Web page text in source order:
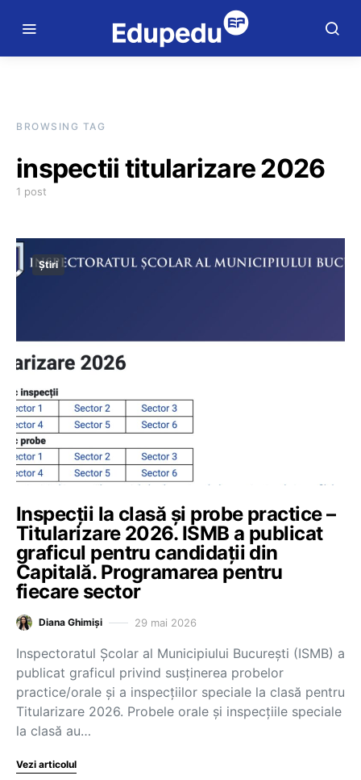
BROWSING TAG
inspectii titularizare 2026
1 post
Știri
Inspecții la clasă și probe practice –
Titularizare 2026. ISMB a publicat
graficul pentru candidații din
Capitală. Programarea pentru
fiecare sector
Diana Ghimiși 29 mai 2026
Inspectoratul Școlar al Municipiului București (ISMB) a
publicat graficul privind susținerea probelor
practice/orale și a inspecțiilor speciale la clasă pentru
Titularizare 2026. Probele orale și inspecțiile speciale
la clasă au…
Vezi articolul